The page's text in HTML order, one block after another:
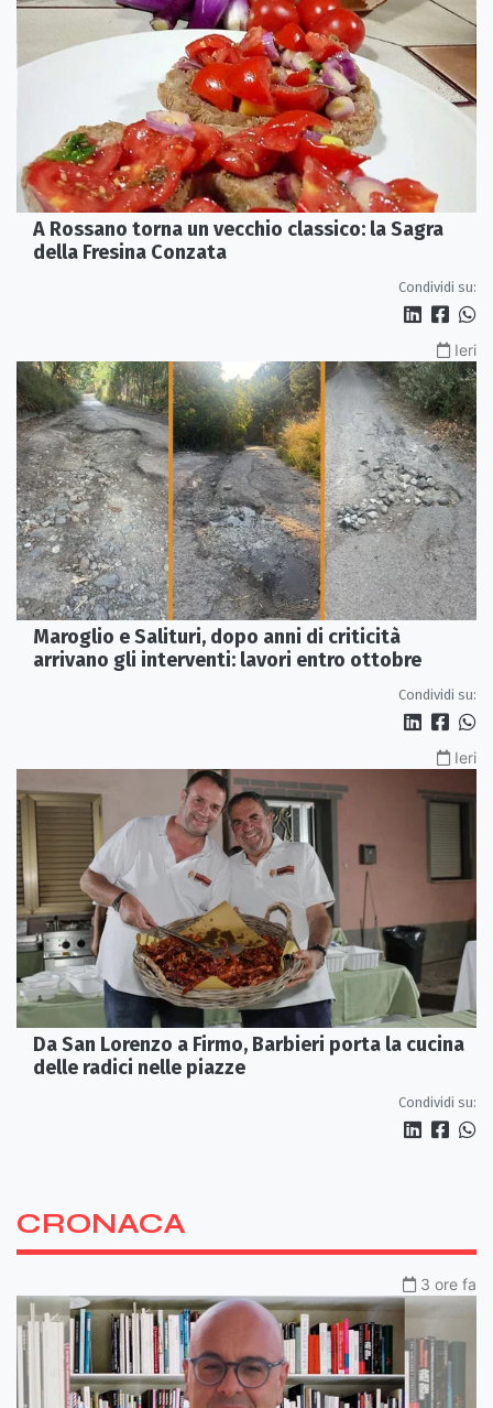
A Rossano torna un vecchio classico: la Sagra
della Fresina Conzata
Condividi su:
Ieri
Maroglio e Salituri, dopo anni di criticità
arrivano gli interventi: lavori entro ottobre
Condividi su:
Ieri
Da San Lorenzo a Firmo, Barbieri porta la cucina
delle radici nelle piazze
Condividi su:
CRONACA
3 ore fa